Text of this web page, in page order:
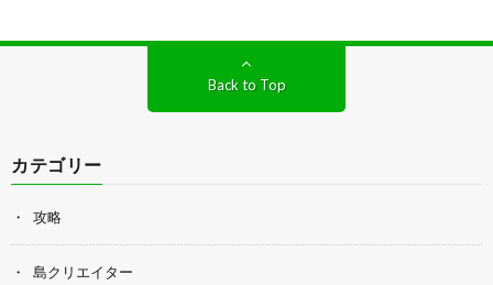
Back to Top
カテゴリー
攻略
島クリエイター